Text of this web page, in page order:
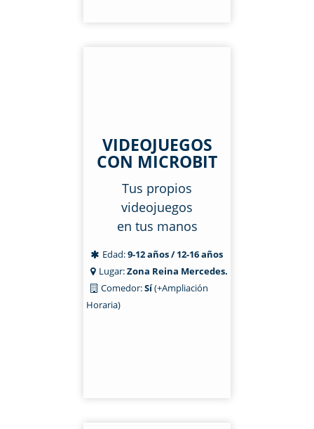
VIDEOJUEGOS
CON MICROBIT
Tus propios
videojuegos
en tus manos
Edad:9-12 años / 12-16 años
Lugar:Zona Reina Mercedes.
Comedor:Sí(+Ampliación
Horaria)